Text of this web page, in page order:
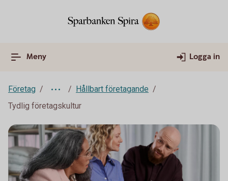
Meny Logga in
Företag
Hållbart företagande
Tydlig företagskultur